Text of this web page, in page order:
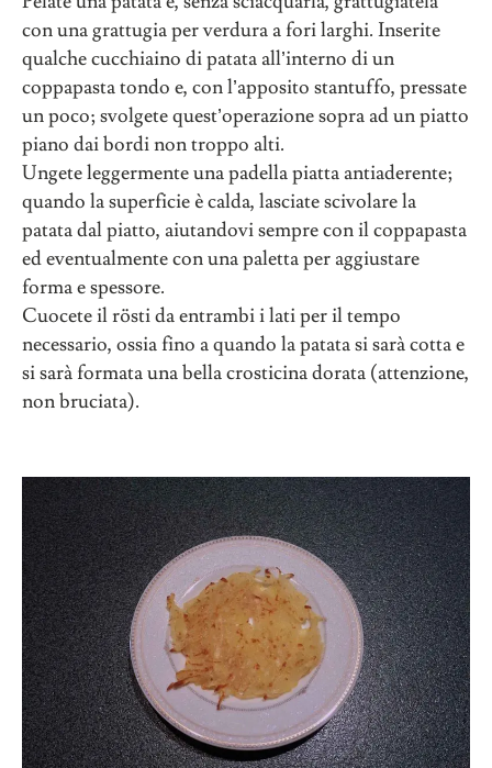
con una grattugia per verdura a fori larghi. Inserite
qualche cucchiaino di patata all’interno di un
coppapasta tondo e, con l’apposito stantuffo, pressate
un poco; svolgete quest’operazione sopra ad un piatto
piano dai bordi non troppo alti.
Ungete leggermente una padella piatta antiaderente;
quando la superficie è calda, lasciate scivolare la
patata dal piatto, aiutandovi sempre con il coppapasta
ed eventualmente con una paletta per aggiustare
forma e spessore.
Cuocete il rösti da entrambi i lati per il tempo
necessario, ossia fino a quando la patata si sarà cotta e
si sarà formata una bella crosticina dorata (attenzione,
non bruciata).